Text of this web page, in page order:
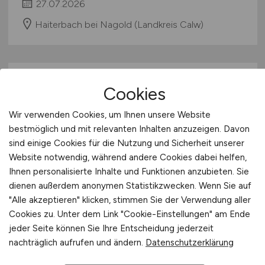
27.07.2026
Haiterbach bei Nagold (Landkreis Calw)
CNC-Werkzeugschleifer(m/w/d)
ISCAR Germany GmbH
25.07.2026
Ettlingen
Cookies
Wir verwenden Cookies, um Ihnen unsere Website
bestmöglich und mit relevanten Inhalten anzuzeigen. Davon
sind einige Cookies für die Nutzung und Sicherheit unserer
Website notwendig, während andere Cookies dabei helfen,
Ihnen personalisierte Inhalte und Funktionen anzubieten. Sie
dienen außerdem anonymen Statistikzwecken. Wenn Sie auf
"Alle akzeptieren" klicken, stimmen Sie der Verwendung aller
Cookies zu. Unter dem Link "Cookie-Einstellungen" am Ende
jeder Seite können Sie Ihre Entscheidung jederzeit
nachträglich aufrufen und ändern. Datenschutzerklärung